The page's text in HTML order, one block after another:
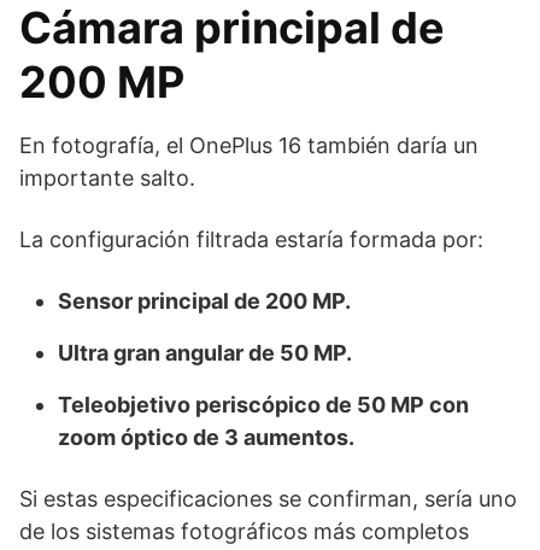
Cámara principal de
200 MP
En fotografía, el OnePlus 16 también daría un
importante salto.
La configuración filtrada estaría formada por:
Sensor principal de 200 MP.
Ultra gran angular de 50 MP.
Teleobjetivo periscópico de 50 MP con
zoom óptico de 3 aumentos.
Si estas especificaciones se confirman, sería uno
de los sistemas fotográficos más completos